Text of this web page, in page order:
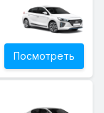
Посмотреть